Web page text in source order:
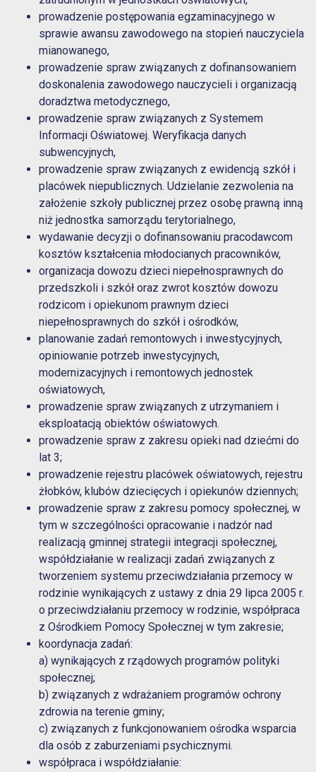
prowadzenie postępowania egzaminacyjnego w
sprawie awansu zawodowego na stopień nauczyciela
mianowanego,
prowadzenie spraw związanych z dofinansowaniem
doskonalenia zawodowego nauczycieli i organizacją
doradztwa metodycznego,
prowadzenie spraw związanych z Systemem
Informacji Oświatowej. Weryfikacja danych
subwencyjnych,
prowadzenie spraw związanych z ewidencją szkół i
placówek niepublicznych. Udzielanie zezwolenia na
założenie szkoły publicznej przez osobę prawną inną
niż jednostka samorządu terytorialnego,
wydawanie decyzji o dofinansowaniu pracodawcom
kosztów kształcenia młodocianych pracowników,
organizacja dowozu dzieci niepełnosprawnych do
przedszkoli i szkół oraz zwrot kosztów dowozu
rodzicom i opiekunom prawnym dzieci
niepełnosprawnych do szkół i ośrodków,
planowanie zadań remontowych i inwestycyjnych,
opiniowanie potrzeb inwestycyjnych,
modernizacyjnych i remontowych jednostek
oświatowych,
prowadzenie spraw związanych z utrzymaniem i
eksploatacją obiektów oświatowych.
prowadzenie spraw z zakresu opieki nad dziećmi do
lat 3;
prowadzenie rejestru placówek oświatowych, rejestru
żłobków, klubów dziecięcych i opiekunów dziennych;
prowadzenie spraw z zakresu pomocy społecznej, w
tym w szczególności opracowanie i nadzór nad
realizacją gminnej strategii integracji społecznej,
współdziałanie w realizacji zadań związanych z
tworzeniem systemu przeciwdziałania przemocy w
rodzinie wynikających z ustawy z dnia 29 lipca 2005 r.
o przeciwdziałaniu przemocy w rodzinie, współpraca
z Ośrodkiem Pomocy Społecznej w tym zakresie;
koordynacja zadań:
a) wynikających z rządowych programów polityki
społecznej;
b) związanych z wdrażaniem programów ochrony
zdrowia na terenie gminy;
c) związanych z funkcjonowaniem ośrodka wsparcia
dla osób z zaburzeniami psychicznymi.
współpraca i współdziałanie: